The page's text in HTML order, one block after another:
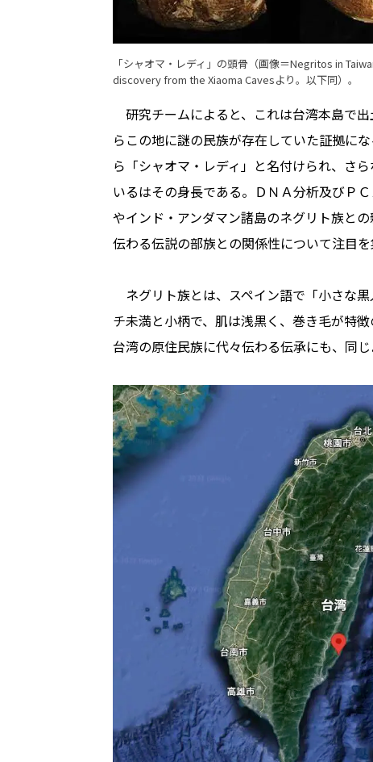
「シャオマ・レディ」の頭骨（画像＝Negritos in
discovery from the Xiaoma Cavesより。以下同）。
研究チームによると、これは台湾本島で
らこの地に謎の民族が存在していた証拠に
ら「シャオマ・レディ」と名付けられ、さ
いるはその身長である。ＤＮＡ分析及びＰ
やインド・アンダマン諸島のネグリト族と
伝わる伝説の部族との関係性について注目を
ネグリト族とは、スペイン語で「小さな
チ未満と小柄で、肌は浅黒く、巻き毛が特
台湾の原住民族に代々伝わる伝承にも、同